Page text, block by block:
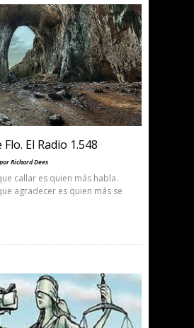
El Radio 1.548
por Richard Dees
callar es quien más habla.
agradecer es quien más se